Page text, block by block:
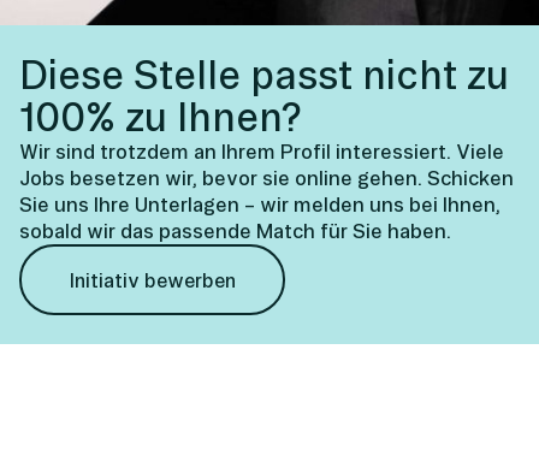
Diese Stelle passt nicht zu
100% zu Ihnen?
Wir sind trotzdem an Ihrem Profil interessiert. Viele
Jobs besetzen wir, bevor sie online gehen. Schicken
Sie uns Ihre Unterlagen – wir melden uns bei Ihnen,
sobald wir das passende Match für Sie haben.
Initiativ bewerben